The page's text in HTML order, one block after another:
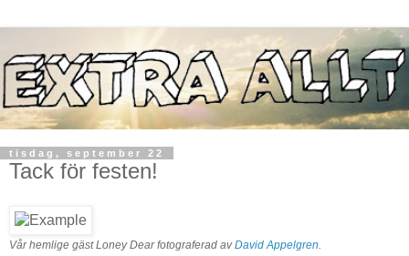
tisdag, september 22
Tack för festen!
Vår hemlige gäst Loney Dear fotograferad avDavid Appelgren